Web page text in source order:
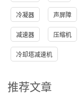
冷凝器 声屏障
减速器 压缩机
冷却塔减速机
推荐文章